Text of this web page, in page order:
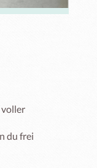
voller
du frei